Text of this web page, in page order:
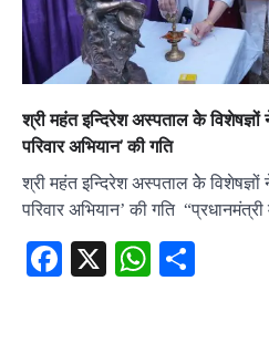
श्री महंत इन्दिरेश अस्पताल केे विशेषज्ञों
परिवार अभियान’ की गति
श्री महंत इन्दिरेश अस्पताल केे विशेषज्ञों
परिवार अभियान’ की गति
Facebook
X